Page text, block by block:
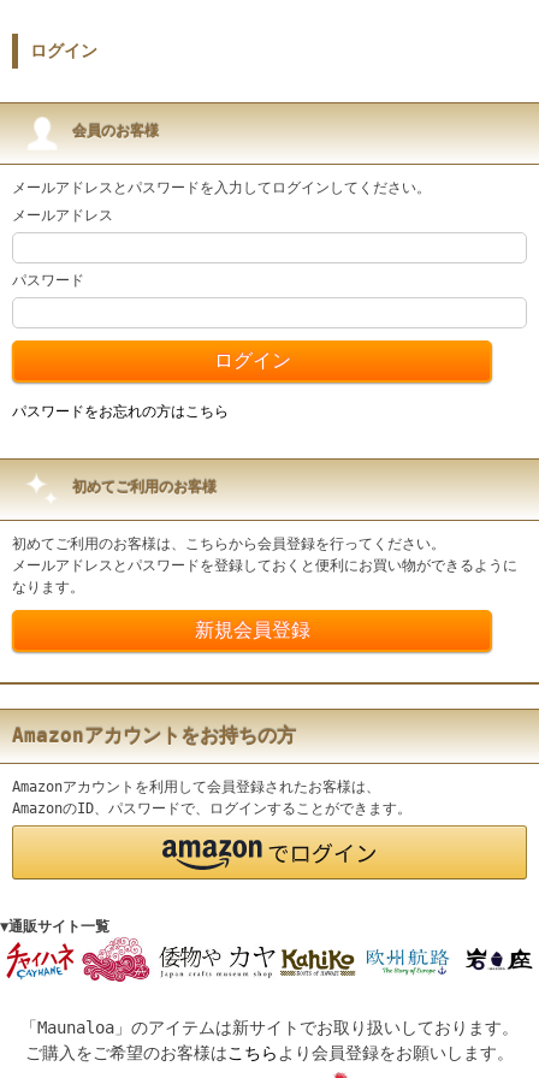
ログイン
会員のお客様
メールアドレスとパスワードを入力してログインしてください。
メールアドレス
パスワード
パスワードをお忘れの方はこちら
初めてご利用のお客様
初めてご利用のお客様は、こちらから会員登録を行ってください。
メールアドレスとパスワードを登録しておくと便利にお買い物ができるように
なります。
Amazonアカウントをお持ちの方
Amazonアカウントを利用して会員登録されたお客様は、
AmazonのID、パスワードで、ログインすることができます。
▼通販サイト一覧
「Maunaloa」のアイテムは新サイトでお取り扱いしております。
ご購入をご希望のお客様はこちら より会員登録をお願いします。